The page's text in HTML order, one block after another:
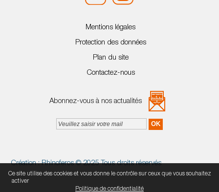
Mentions légales
Protection des données
Plan du site
Contactez-nous
Abonnez-vous à nos actualités
Création :Rhinoferos© 2025 Tous droits réservés
Ce site utilise des cookies et vous donne le contrôle sur ceux que vous souhaitez
activer
Politique de confidentialité